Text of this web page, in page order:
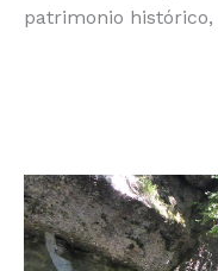
patrimonio